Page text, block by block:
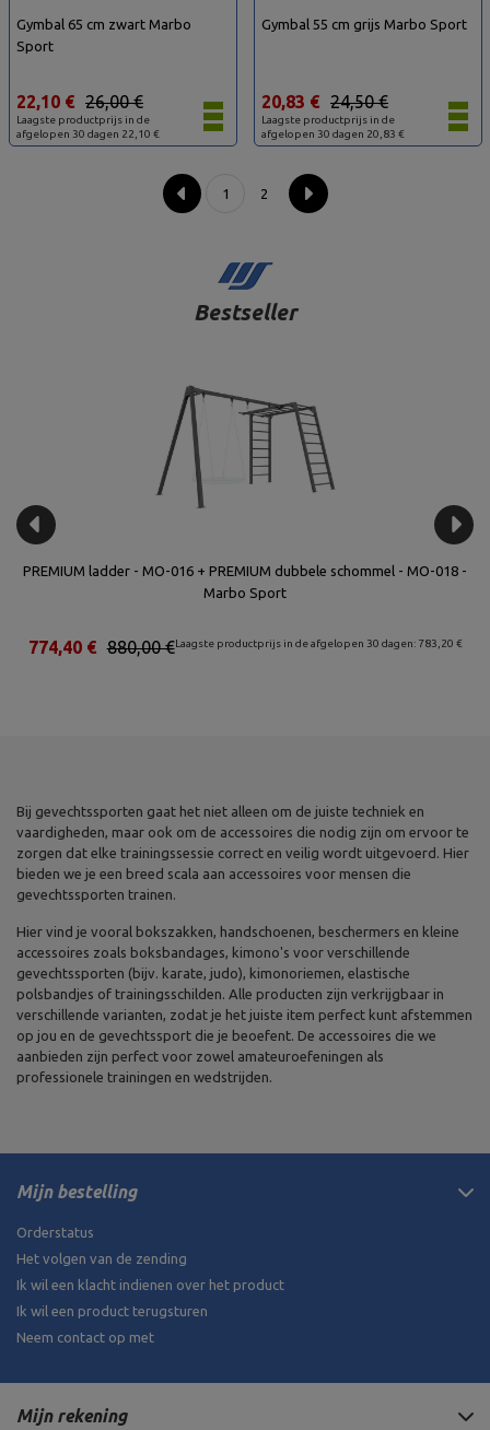
Gymbal 65 cm zwart Marbo
Sport
Laagste productprijs in de
afgelopen 30 dagen 22,10 €
26,00 €
22,10 €
Gymbal 55 cm grijs Marbo Sport
Laagste productprijs in de
afgelopen 30 dagen 20,83 €
24,50 €
20,83 €
1 2
Bestseller
PREMIUM ladder - MO-016 + PREMIUM dubbele schommel - MO-018 -
Marbo Sport
Laagste productprijs in de afgelopen 30 dagen: 783,20 €
880,00 €
774,40 €
Bij gevechtssporten gaat het niet alleen om de juiste techniek en
vaardigheden, maar ook om de accessoires die nodig zijn om ervoor te
zorgen dat elke trainingssessie correct en veilig wordt uitgevoerd. Hier
bieden we je een breed scala aan accessoires voor mensen die
gevechtssporten trainen.
Hier vind je vooral bokszakken, handschoenen, beschermers en kleine
accessoires zoals boksbandages, kimono's voor verschillende
gevechtssporten (bijv. karate, judo), kimonoriemen, elastische
polsbandjes of trainingsschilden. Alle producten zijn verkrijgbaar in
verschillende varianten, zodat je het juiste item perfect kunt afstemmen
op jou en de gevechtssport die je beoefent. De accessoires die we
aanbieden zijn perfect voor zowel amateuroefeningen als
professionele trainingen en wedstrijden.
Mijn bestelling
Orderstatus
Het volgen van de zending
Ik wil een klacht indienen over het product
Ik wil een product terugsturen
Neem contact op met
Mijn rekening